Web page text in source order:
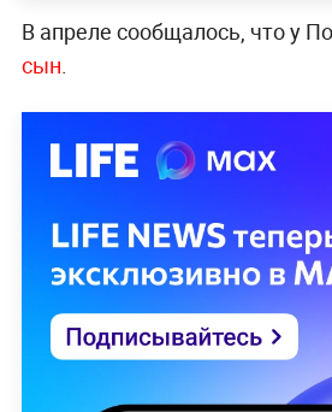
В апреле сообщалось, что у
сын.